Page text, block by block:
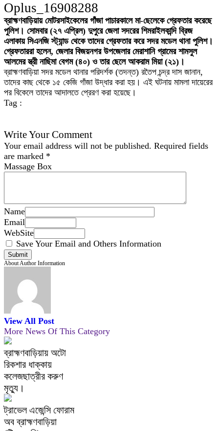
Oplus_16908288
ব্রাহ্মণবাড়িয়ায় মোটরসাইকেলের গাঁজা পাচারকালে মা-ছেলেকে গ্রেফতার করেছে
পুলিশ। সোমবার (২৭ এপ্রিল) দুপুরে জেলা সদরের শিমরাইলকান্দি ব্রিজ
এলাকায় সিএনজি স্ট্যান্ড থেকে তাদের গ্রেফতার করে সদর মডেল থানা পুলিশ।
গ্রেফতাররা হলেন, জেলার বিজয়নগর উপজেলার মেরাশানি গ্রামের শামসুল
আলমের স্ত্রী নাছিমা বেগম (৪০) ও তার ছেলে আকরাম মিয়া (২১)।
ব্রাহ্মণবাড়িয়া সদর মডেল থানার পরিদর্শক (তদন্ত) রতৈপ চন্দ্র দাস জানান,
তাদের কাছ থেকে ১৫ কেজি গাঁজা উদ্ধার করা হয়। এই ঘটনায় মামলা দায়েরের
পর বিকেলে তাদের আদালতে প্রেরণ করা হয়েছে।
Tag :
Write Your Comment
Your email address will not be published. Required fields
are marked *
Massage Box
Name
Email
WebSite
Save Your Email and Others Information
About Author Information
View All Post
More News Of This Category
ব্রাহ্মণবাড়িয়ায় অটো
রিকশার ধাক্কায়
কলেজছাত্রীর করুণ
মৃত্যু।
ট্রাভেল এজেন্সি ফোরাম
অব ব্রাহ্মণবাড়িয়া